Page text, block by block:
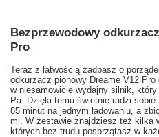
Bezprzewodowy
Pro
Teraz z łatwością zadbasz o
odkurzacz pionowy Dreame V12
w niesamowicie wydajny silnik,
Pa. Dzięki temu świetnie radzi
85 minut na jednym ładowaniu, a
ml. W zestawie znajdziesz też kilka
których bez trudu posprzątasz w